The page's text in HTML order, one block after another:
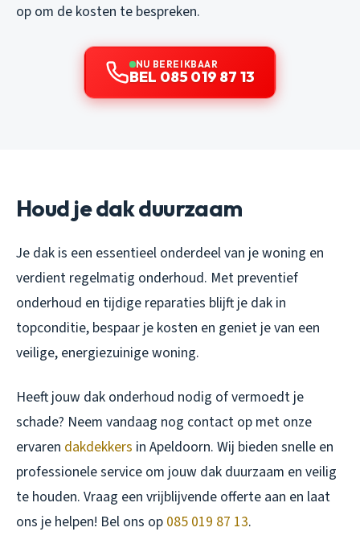
op om de kosten te bespreken.
NU BEREIKBAAR
BEL 085 019 87 13
Houd je dak duurzaam
Je dak is een essentieel onderdeel van je woning en
verdient regelmatig onderhoud. Met preventief
onderhoud en tijdige reparaties blijft je dak in
topconditie, bespaar je kosten en geniet je van een
veilige, energiezuinige woning.
Heeft jouw dak onderhoud nodig of vermoedt je
schade? Neem vandaag nog contact op met onze
ervaren dakdekkers in Apeldoorn. Wij bieden snelle en
professionele service om jouw dak duurzaam en veilig
te houden. Vraag een vrijblijvende offerte aan en laat
ons je helpen! Bel ons op 085 019 87 13.